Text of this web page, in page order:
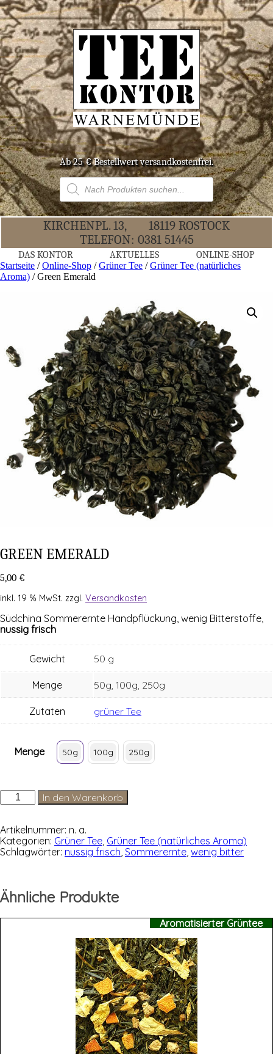
Ab 25 € Bestell­wert versandkostenfrei.
Products
search
KIR­CHEN­PL. 13,
18119 ROS­TOCK
TELE­FON: 0381 51445
DAS KON­TOR AKTU­EL­LES ONLINE-SHOP
Startseite /Online-Shop /Grüner Tee /Grüner Tee (natürliches
Aroma) / Green Emer­ald
GREEN EMER­ALD
5,00 €
inkl. 19 % MwSt. zzgl. Versandkosten
Süd­chi­na Som­mer­ern­te Hand­pflü­ckung, wenig Bit­ter­stof­fe,
nussig frisch
Gewicht 50 g
Menge 50g, 100g, 250g
Zutaten grüner Tee
Menge 50g 100g 250g
Green
Emerald
In den Warenkorb
Artikelnummer: n. a.
Kategorien: Grüner Tee, Grüner Tee (natürliches Aroma)
Schlagwörter: nussig frisch, Sommerernte, wenig bitter
Ähnliche Produkte
Aromatisierter Grüntee